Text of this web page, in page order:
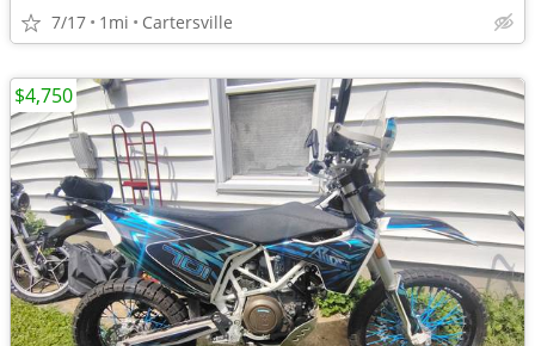
7/17 1mi Cartersville
$4,750